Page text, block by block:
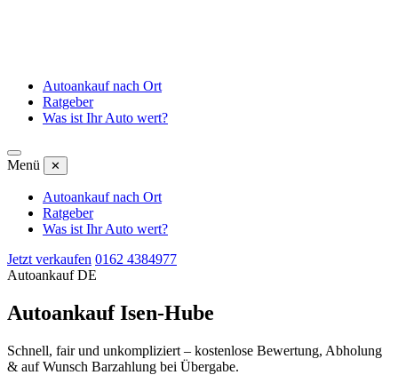
Autoankauf nach Ort
Ratgeber
Was ist Ihr Auto wert?
Menü ✕
Autoankauf nach Ort
Ratgeber
Was ist Ihr Auto wert?
Jetzt verkaufen 0162 4384977
Autoankauf DE
Autoankauf Isen-Hube
Schnell, fair und unkompliziert – kostenlose Bewertung, Abholung
& auf Wunsch Barzahlung bei Übergabe.